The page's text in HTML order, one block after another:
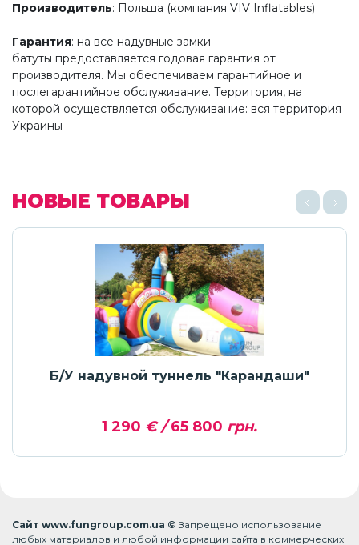
Производитель: Польша (компания VIV Inflatables)
Гарантия: на все надувные замки-
батуты предоставляется годовая гарантия от
производителя. Мы обеспечиваем гарантийное и
послегарантийное обслуживание. Территория, на
которой осуществляется обслуживание: вся территория
Украины
НОВЫЕ ТОВАРЫ
Б/У надувной туннель "Карандаши"
1 290 € /65 800 грн.
Сайт www.fungroup.com.ua ©Запрещено использование
любых материалов и любой информации сайта в коммерческих